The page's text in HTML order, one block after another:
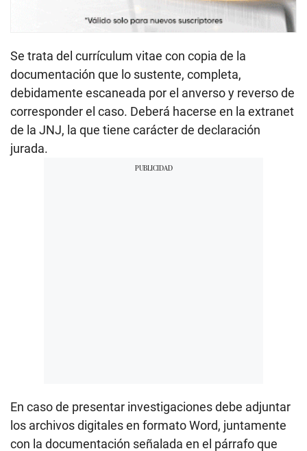
Se trata del currículum vitae con copia de la
documentación que lo sustente, completa,
debidamente escaneada por el anverso y reverso de
corresponder el caso. Deberá hacerse en la extranet
de la JNJ, la que tiene carácter de declaración
jurada.
En caso de presentar investigaciones debe adjuntar
los archivos digitales en formato Word, juntamente
con la documentación señalada en el párrafo que